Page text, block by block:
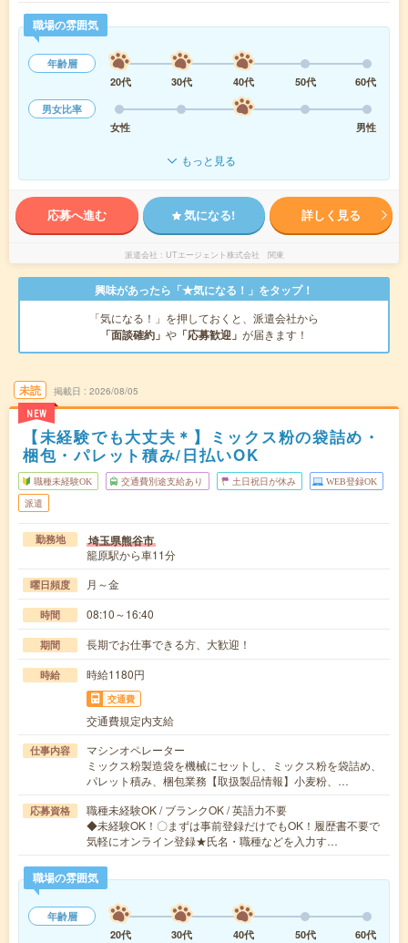
職場の雰囲気
年齢層
20代
30代 40代 50代
60代
男女比率
女性
男性
もっと見る
応募へ進む 気になる! 詳しく見る
派遣会社 UTエージェント株式会社 関東
興味があったら「★気になる！」をタップ！
「気になる！」を押しておくと、派遣会社から
「面談確約」 や 「応募歓迎」 が届きます！
未読
NEW
掲載日 2026/08/05
【未経験でも大丈夫＊】ミックス粉の袋詰め・
梱包・パレット積み/日払いOK
職種未経験OK 交通費別途支給あり 土日祝日が休み WEB登録OK
派遣
勤務地 埼玉県熊谷市
籠原駅から車11分
曜日頻度 月～金
時間 08:10～16:40
期間 長期でお仕事できる方、大歓迎！
時給 時給1180円
交通費
交通費規定内支給
仕事内容
マシンオペレーター
ミックス粉製造袋を機械にセットし、ミックス粉を袋詰め、
パレット積み、梱包業務【取扱製品情報】小麦粉、…
応募資格
職種未経験OK / ブランクOK / 英語力不要
◆未経験OK！〇まずは事前登録だけでもOK！履歴書不要で
気軽にオンライン登録★氏名・職種などを入力す…
職場の雰囲気
年齢層
20代
30代 40代 50代 60代